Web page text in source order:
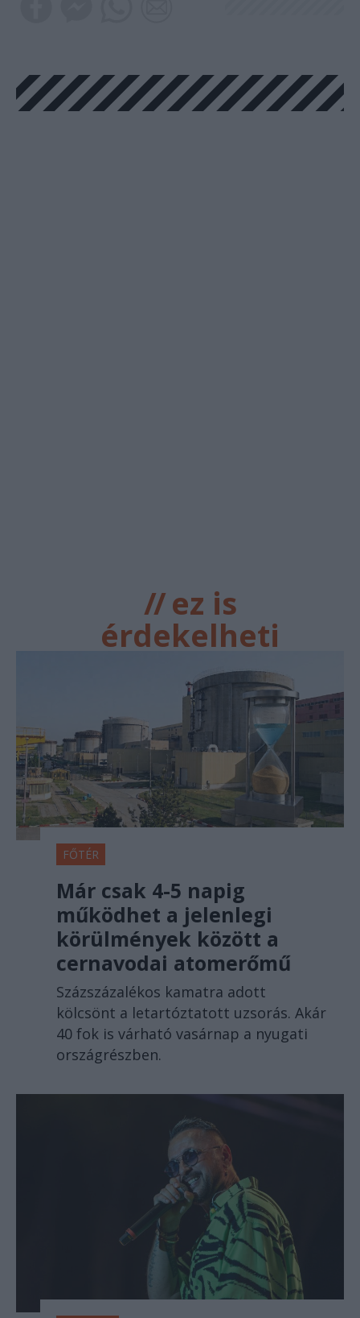
//ez is
érdekelheti
FŐTÉR
Már csak 4-5 napig
működhet a jelenlegi
körülmények között a
cernavodai atomerőmű
Százszázalékos kamatra adott
kölcsönt a letartóztatott uzsorás. Akár
40 fok is várható vasárnap a nyugati
országrészben.